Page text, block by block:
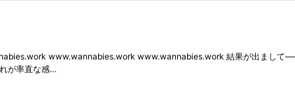
www.wannabies.work www.wannabies.work 結果が出まして
が率直な感…